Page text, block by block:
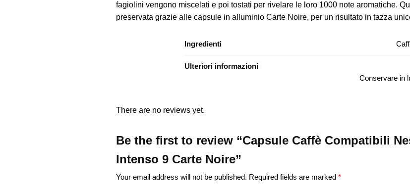
fagiolini vengono miscelati e poi tostati per rivelare le loro 1000 note aromatiche.
preservata grazie alle capsule in alluminio Carte Noire, per un risultato in tazza
Ingredienti
Ulteriori informazioni
Conservare in
There are no reviews yet.
Be the first to review “Capsule Caffè Compatibili
Intenso 9 Carte Noire”
Your email address will not be published. Required fields are marked *